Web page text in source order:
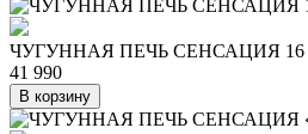
ЧУГУННАЯ ПЕЧЬ СЕНСАЦИЯ 16
41 990
В корзину